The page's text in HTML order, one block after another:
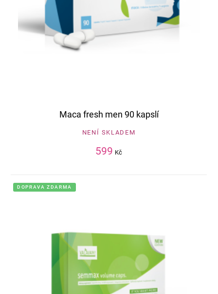
Maca fresh men 90 kapslí
NENÍ SKLADEM
599 Kč
DOPRAVA ZDARMA